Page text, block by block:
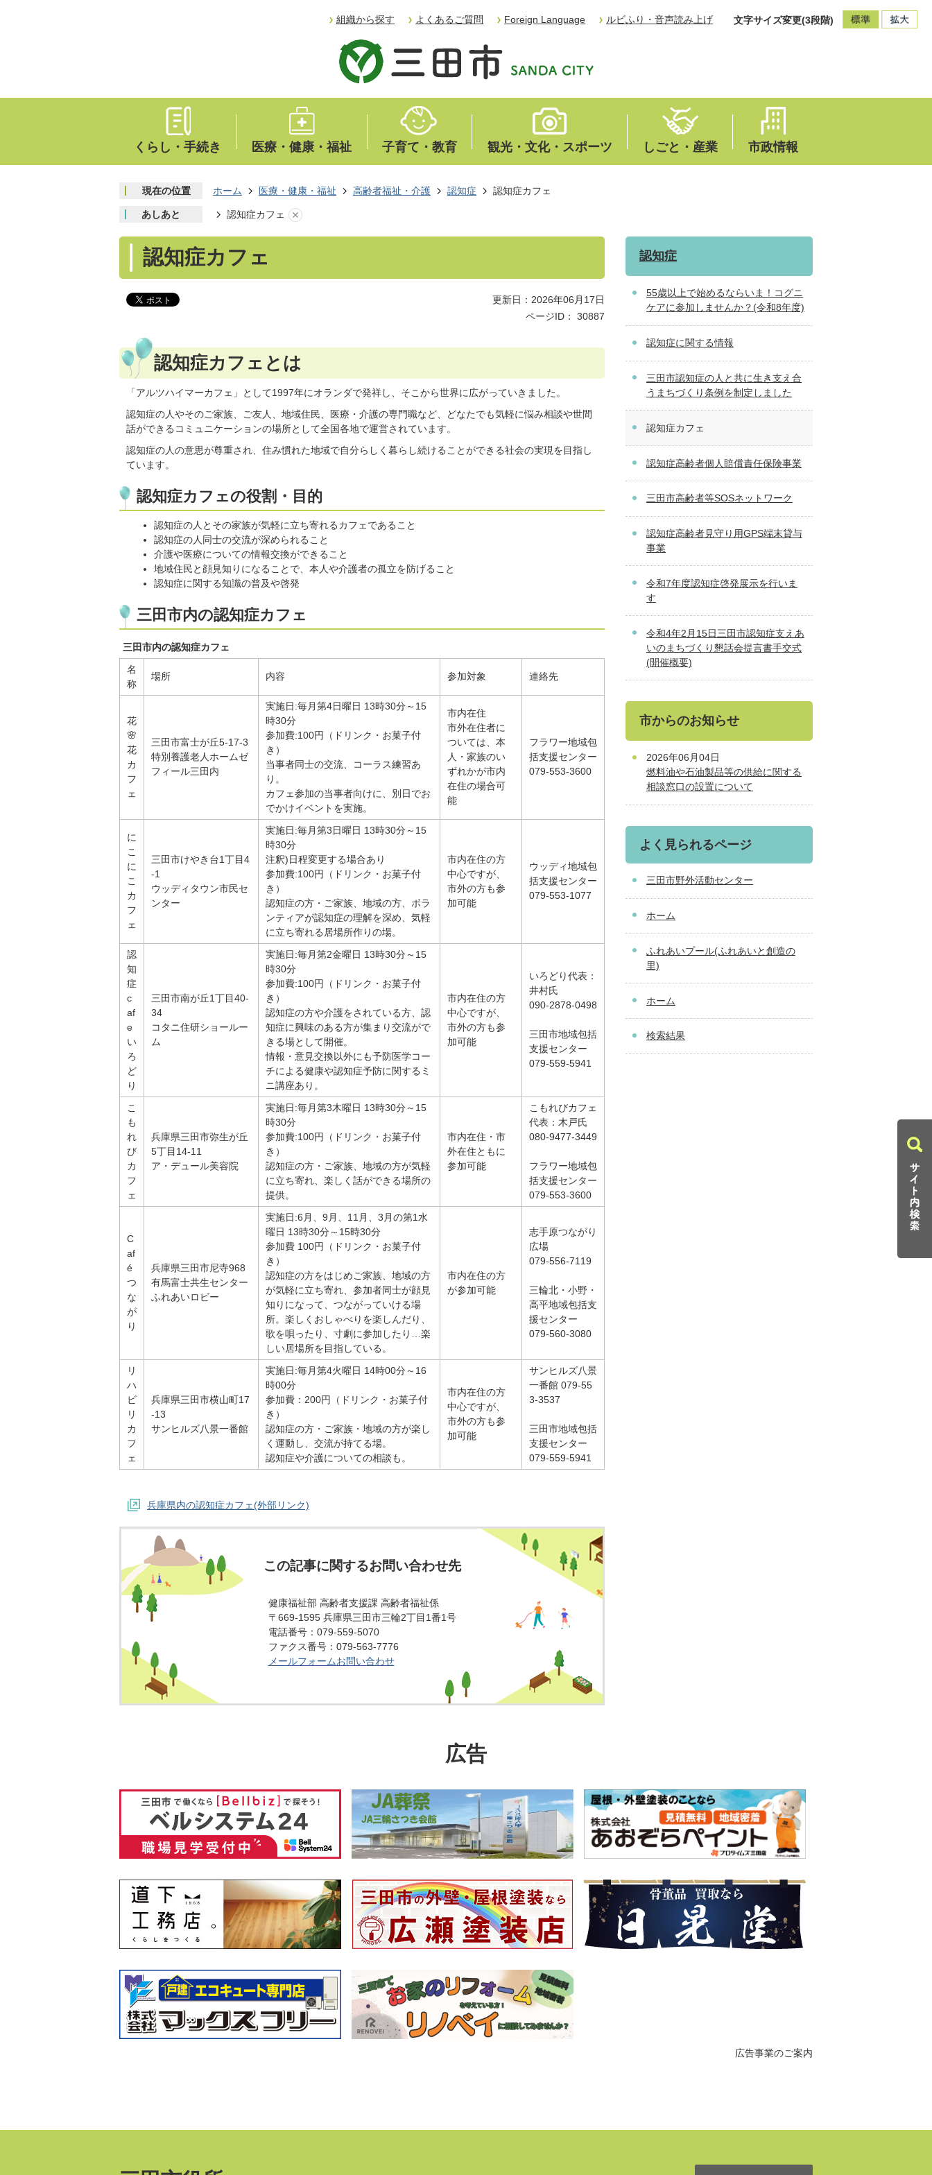
組織から探す よくあるご質問 Foreign Language ルビふり・音声読み上げ 文字サイズ変更(3段階)
くらし・手続き 医療・健康・福祉 子育て・教育 観光・文化・スポーツ しごと・産業 市政情報
現在の位置 ホーム 医療・健康・福祉 高齢者福祉・介護 認知症 認知症カフェ
あしあと 認知症カフェ
認知症カフェ
更新日：2026年06月17日
ページID：
30887
認知症カフェとは
「アルツハイマーカフェ」として1997年にオランダで発祥し、そこから世界に広がっていきました。
認知症の人やそのご家族、ご友人、地域住民、医療・介護の専門職など、どなたでも気軽に悩み相談や世間
話ができるコミュニケーションの場所として全国各地で運営されています。
認知症の人の意思が尊重され、住み慣れた地域で自分らしく暮らし続けることができる社会の実現を目指し
ています。
認知症カフェの役割・目的
認知症の人とその家族が気軽に立ち寄れるカフェであること
認知症の人同士の交流が深められること
介護や医療についての情報交換ができること
地域住民と顔見知りになることで、本人や介護者の孤立を防げること
認知症に関する知識の普及や啓発
三田市内の認知症カフェ
三田市内の認知症カフェ
名
称
場所 内容 参加対象 連絡先
花
🌸
花
カ
フ
ェ
三田市富士が丘5-17-3
特別養護老人ホームゼ
フィール三田内
実施日:毎月第4日曜日 13時30分～15
時30分
参加費:100円（ドリンク・お菓子付
き）
当事者同士の交流、コーラス練習あ
り。
カフェ参加の当事者向けに、別日でお
でかけイベントを実施。
市内在住
市外在住者に
ついては、本
人・家族のい
ずれかが市内
在住の場合可
能
フラワー地域包
括支援センター
079-553-3600
に
こ
に
こ
カ
フ
ェ
三田市けやき台1丁目4
-1
ウッディタウン市民セ
ンター
実施日:毎月第3日曜日 13時30分～15
時30分
注釈)日程変更する場合あり
参加費:100円（ドリンク・お菓子付
き）
認知症の方・ご家族、地域の方、ボラ
ンティアが認知症の理解を深め、気軽
に立ち寄れる居場所作りの場。
市内在住の方
中心ですが、
市外の方も参
加可能
ウッディ地域包
括支援センター
079-553-1077
認
知
症
c
af
e
い
ろ
ど
り
三田市南が丘1丁目40-
34
コタニ住研ショールー
ム
実施日:毎月第2金曜日 13時30分～15
時30分
参加費:100円（ドリンク・お菓子付
き）
認知症の方や介護をされている方、認
知症に興味のある方が集まり交流がで
きる場として開催。
情報・意見交換以外にも予防医学コー
チによる健康や認知症予防に関するミ
ニ講座あり。
市内在住の方
中心ですが、
市外の方も参
加可能
いろどり代表：
井村氏
090-2878-0498
三田市地域包括
支援センター
079-559-5941
こ
も
れ
び
カ
フ
ェ
兵庫県三田市弥生が丘
5丁目14-11
ア・デュール美容院
実施日:毎月第3木曜日 13時30分～15
時30分
参加費:100円（ドリンク・お菓子付
き）
認知症の方・ご家族、地域の方が気軽
に立ち寄れ、楽しく話ができる場所の
提供。
市内在住・市
外在住ともに
参加可能
こもれびカフェ
代表：木戸氏
080-9477-3449
フラワー地域包
括支援センター
079-553-3600
C
af
é
つ
な
が
り
兵庫県三田市尼寺968
有馬富士共生センター
ふれあいロビー
実施日:6月、9月、11月、3月の第1水
曜日 13時30分～15時30分
参加費 100円（ドリンク・お菓子付
き）
認知症の方をはじめご家族、地域の方
が気軽に立ち寄れ、参加者同士が顔見
知りになって、つながっていける場
所。楽しくおしゃべりを楽しんだり、
歌を唄ったり、寸劇に参加したり…楽
しい居場所を目指している。
市内在住の方
が参加可能
志手原つながり
広場
079-556-7119
三輪北・小野・
高平地域包括支
援センター
079-560-3080
リ
ハ
ビ
リ
カ
フ
ェ
兵庫県三田市横山町17
-13
サンヒルズ八景一番館
実施日:毎月第4火曜日 14時00分～16
時00分
参加費：200円（ドリンク・お菓子付
き）
認知症の方・ご家族・地域の方が楽し
く運動し、交流が持てる場。
認知症や介護についての相談も。
市内在住の方
中心ですが、
市外の方も参
加可能
サンヒルズ八景
一番館 079-55
3-3537
三田市地域包括
支援センター
079-559-5941
兵庫県内の認知症カフェ(外部リンク)
この記事に関するお問い合わせ先
健康福祉部 高齢者支援課 高齢者福祉係
〒669-1595 兵庫県三田市三輪2丁目1番1号
電話番号：079-559-5070
ファクス番号：079-563-7776
メールフォームお問い合わせ
認知症
55歳以上で始めるならいま！コグニ
ケアに参加しませんか？(令和8年度)
認知症に関する情報
三田市認知症の人と共に生き支え合
うまちづくり条例を制定しました
認知症カフェ
認知症高齢者個人賠償責任保険事業
三田市高齢者等SOSネットワーク
認知症高齢者見守り用GPS端末貸与
事業
令和7年度認知症啓発展示を行いま
す
令和4年2月15日三田市認知症支えあ
いのまちづくり懇話会提言書手交式
(開催概要)
市からのお知らせ
2026年06月04日
燃料油や石油製品等の供給に関する
相談窓口の設置について
よく見られるページ
三田市野外活動センター
ホーム
ふれあいプール(ふれあいと創造の
里)
ホーム
検索結果
広告
広告事業のご案内